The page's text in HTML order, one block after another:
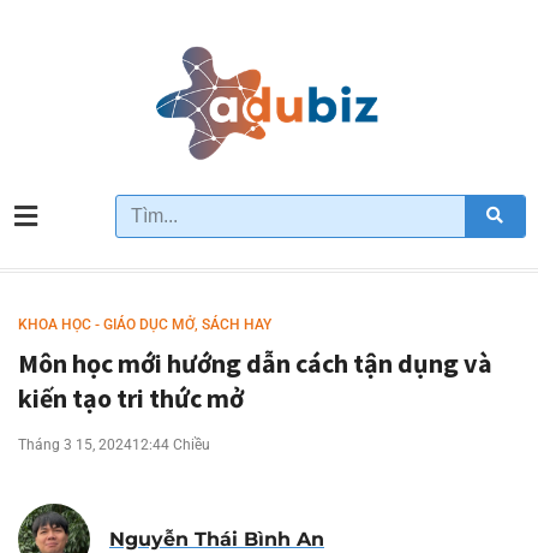
KHOA HỌC - GIÁO DỤC MỞ, SÁCH HAY
Môn học mới hướng dẫn cách tận dụng và
kiến tạo tri thức mở
Tháng 3 15, 202412:44 Chiều
Nguyễn Thái Bình An